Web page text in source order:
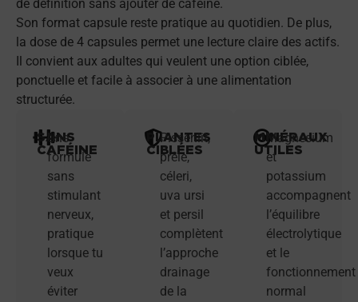
de définition sans ajouter de caféine.
Son format capsule reste pratique au quotidien. De plus,
la dose de 4 capsules permet une lecture claire des actifs.
Il convient aux adultes qui veulent une option ciblée,
ponctuelle et facile à associer à une alimentation
structurée.
SANS
CAFÉINE
Une
formule
sans
stimulant
nerveux,
pratique
lorsque tu
veux
éviter
PLANTES
CIBLÉES
Pissenlit,
prêle,
céleri,
uva ursi
et persil
complètent
l’approche
drainage
de la
MINÉRAUX
UTILES
Magnésium
et
potassium
accompagnent
l’équilibre
électrolytique
et le
fonctionnement
normal